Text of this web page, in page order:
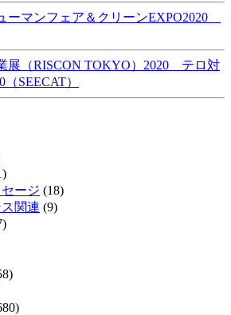
ーマンフェア＆クリーンEXPO2020
展（RISCON TOKYO）2020 テロ対
SEECAT）
ージ (18)
関連 (9)